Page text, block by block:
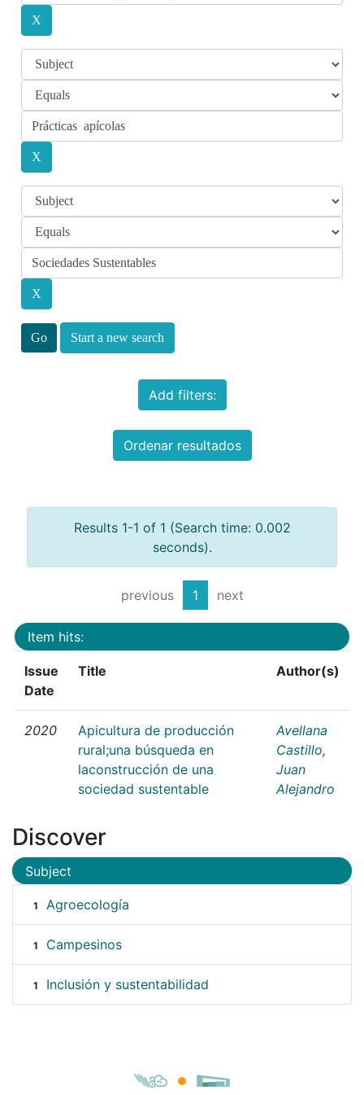
Start a new search
Add filters:
Ordenar resultados
Results 1-1 of 1 (Search time: 0.002
seconds).
previous 1 next
Item hits:
Issue
Date
Title Author(s)
2020
Apicultura de producción
rural;una búsqueda en
laconstrucción de una
sociedad sustentable
Avellana
Castillo,
Juan
Alejandro
Discover
Subject
1 Agroecología
1 Campesinos
1 Inclusión y sustentabilidad